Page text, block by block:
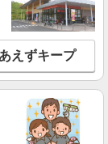
太田市・館林市
えずキープ